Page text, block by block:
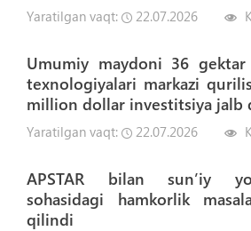
Yaratilgan vaqt: 22.07.2026
Umumiy maydoni 36 gektar
texnologiyalari markazi
million dollar investitsiya jalb
Yaratilgan vaqt: 22.07.2026
APSTAR bilan sun’iy
sohasidagi hamkorlik
qilindi